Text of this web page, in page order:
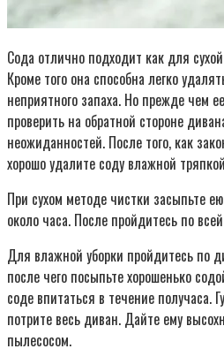
Сода отлично подходит как для
Кроме того она способна легко
неприятного запаха. Но прежде чем
проверить на обратной стороне
неожиданностей. После того, как
хорошо удалите соду влажной
При сухом методе чистки засыпьте
около часа. После пройдитесь по
Для влажной уборки пройдитесь по
после чего посыпьте хорошенько
соде впитаться в течение получаса.
потрите весь диван. Дайте ему
пылесосом.